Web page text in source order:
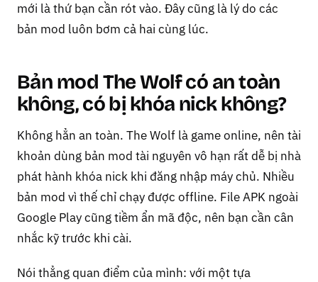
mới là thứ bạn cần rót vào. Đây cũng là lý do các
bản mod luôn bơm cả hai cùng lúc.
Bản mod The Wolf có an toàn
không, có bị khóa nick không?
Không hẳn an toàn. The Wolf là game online, nên tài
khoản dùng bản mod tài nguyên vô hạn rất dễ bị nhà
phát hành khóa nick khi đăng nhập máy chủ. Nhiều
bản mod vì thế chỉ chạy được offline. File APK ngoài
Google Play cũng tiềm ẩn mã độc, nên bạn cần cân
nhắc kỹ trước khi cài.
Nói thẳng quan điểm của mình: với một tựa